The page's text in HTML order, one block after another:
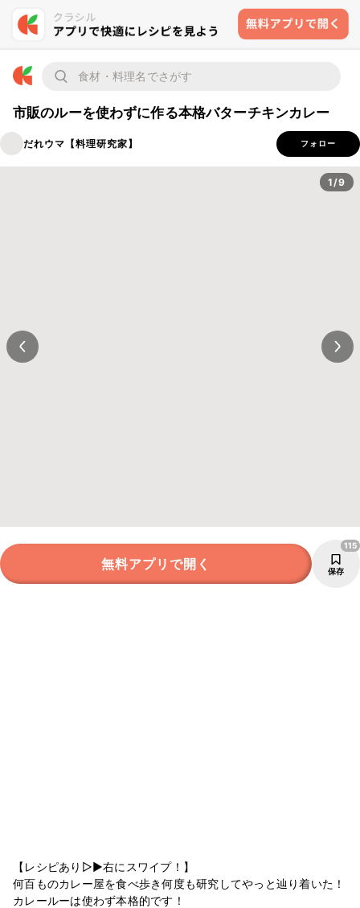
市販のルーを使わずに作る本格バターチキンカレー
だれウマ【料理研究家】 フォロー
1/9
無料アプリで開く 保存
115
【レシピあり▷▶︎右にスワイプ！】
何百ものカレー屋を食べ歩き何度も研究してやっと辿り着いた！
カレールーは使わず本格的です！